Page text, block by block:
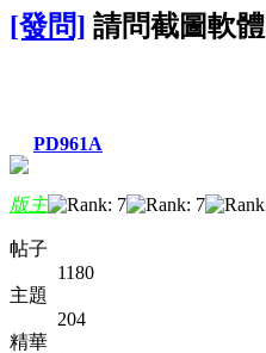
[發問] 請問截圖軟體
PD961A
版主
帖子
1180
主題
204
精華